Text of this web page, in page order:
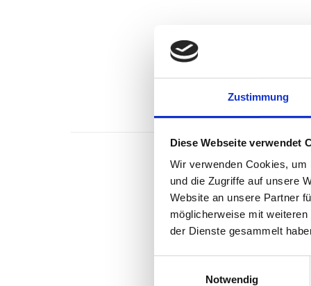
Zustimmung
Diese Webseite verwendet
Wir verwenden Cookies,
und die Zugriffe auf unsere
Website an unsere Partner
möglicherweise mit
der Dienste gesammelt
Notwendig